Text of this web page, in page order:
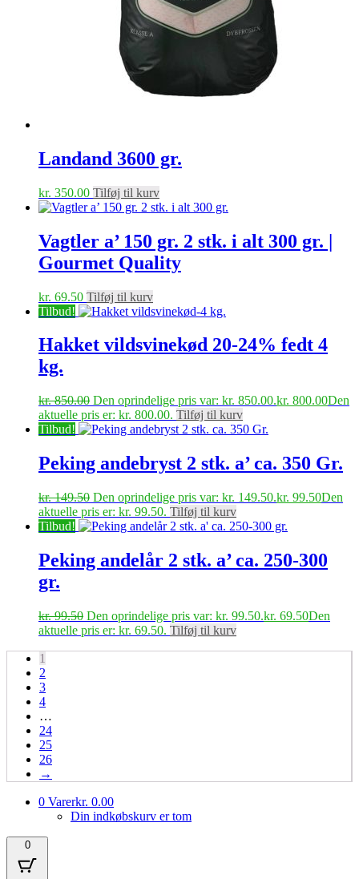
Landand 3600 gr.
kr. 350.00 Tilføj til kurv
Vagtler a’ 150 gr. 2 stk. i alt 300 gr. |
Gourmet Quality
kr. 69.50 Tilføj til kurv
Tilbud!
Hakket vildsvinekød 20-24% fedt 4
kg.
kr.850.00 Den oprindelige pris var: kr. 850.00.kr. 800.00Den
aktuelle pris er: kr. 800.00. Tilføj til kurv
Tilbud!
Peking andebryst 2 stk. a’ ca. 350 Gr.
kr.149.50 Den oprindelige pris var: kr. 149.50.kr. 99.50Den
aktuelle pris er: kr. 99.50. Tilføj til kurv
Tilbud!
Peking andelår 2 stk. a’ ca. 250-300
gr.
kr.99.50 Den oprindelige pris var: kr. 99.50.kr. 69.50Den
aktuelle pris er: kr. 69.50. Tilføj til kurv
1
2
3
4
…
24
25
26
→
0 Varerkr. 0.00
Din indkøbskurv er tom
0